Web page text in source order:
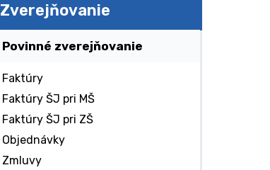
Zverejňovanie
Povinné zverejňovanie
Faktúry
Faktúry ŠJ pri MŠ
Faktúry ŠJ pri ZŠ
Objednávky
Zmluvy